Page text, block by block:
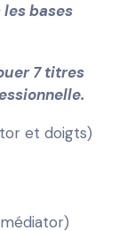
bases
7 titres
et doigts)